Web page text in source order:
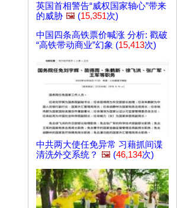
英国首相警告“威权国家轴心”带来
的威胁 🖼️ (15,351次)
中国四条高铁票价喊涨 分析: 戳破
“高铁带动商业”幻象 (15,413次)
中共两大使任免异常 习藉抓间谍
清洗外交系统？ 🖼️ (46,134次)